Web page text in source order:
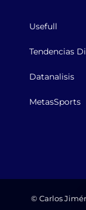
Usefull
Tendencias
Datanalisis
MetasSports
© Carlos